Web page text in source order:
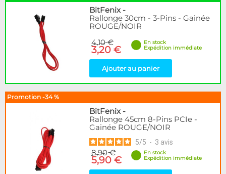
BitFenix-
Rallonge 30cm - 3-Pins - Gainée
ROUGE/NOIR
4,10 €
3,20 €
En stock
Expédition immédiate
Ajouter au panier
Promotion -34 %
BitFenix-
Rallonge 45cm 8-Pins PCIe -
Gainée ROUGE/NOIR
5/5 - 3 avis
8,90 €
5,90 €
En stock
Expédition immédiate